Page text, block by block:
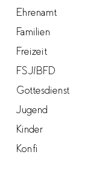
Ehrenamt
Familien
Freizeit
FSJ/BFD
Gottesdienst
Jugend
Kinder
Konfi